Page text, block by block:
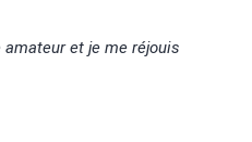
et je me réjouis